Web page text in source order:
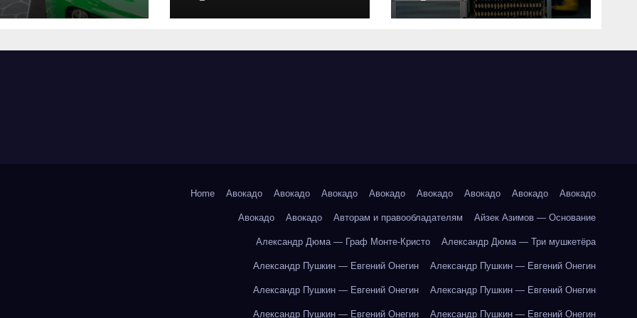
запчастей и
выполнения работ
критерии подбора
Home Авокадо Авокадо Авокадо Авокадо Авокадо Авокадо Авокадо Авокадо
Авокадо Авокадо Авторам и правообладателям Айзек Азимов — Основание
Александр Дюма — Граф Монте-Кристо Александр Дюма — Три мушкетёра
Александр Пушкин — Евгений Онегин Александр Пушкин — Евгений Онегин
Александр Пушкин — Евгений Онегин Александр Пушкин — Евгений Онегин
Александр Пушкин — Евгений Онегин Александр Пушкин — Евгений Онегин